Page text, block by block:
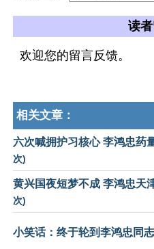
读
欢迎您的留言反馈。
相关文章：
六次喊拥护习核心 李鸿忠药
次)
黄兴国夜短梦不成 李鸿忠天
次)
小笑话：终于轮到李鸿忠同